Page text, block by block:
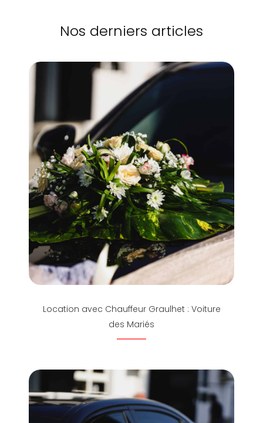
Nos derniers articles
Location avec Chauffeur Graulhet : Voiture
des Mariés